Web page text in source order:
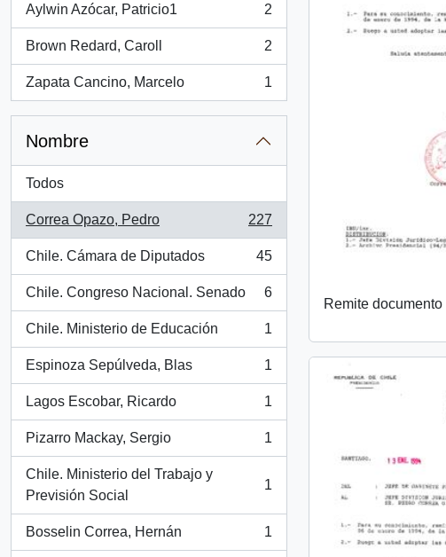
Aylwin Azócar, Patricio1
, 2 resultados
2
Brown Redard, Caroll
, 2 resultados
2
Zapata Cancino, Marcelo
, 1 resultados
1
Nombre
Todos
Correa Opazo, Pedro
, 227 resultados
227
Chile. Cámara de Diputados
, 45 resultados
45
Chile. Congreso Nacional. Senado
, 6 resultados
6
Chile. Ministerio de Educación
, 1 resultados
1
Espinoza Sepúlveda, Blas
, 1 resultados
1
Lagos Escobar, Ricardo
, 1 resultados
1
Pizarro Mackay, Sergio
, 1 resultados
1
Chile. Ministerio del Trabajo y
Previsión Social
, 1 resultados
1
Bosselin Correa, Hernán
, 1 resultados
1
Remite documento